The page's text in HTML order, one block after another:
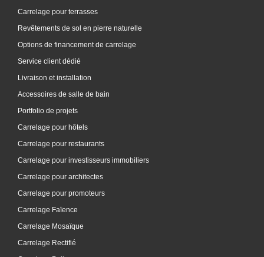
Carrelage pour terrasses
Revêtements de sol en pierre naturelle
Options de financement de carrelage
Service client dédié
Livraison et installation
Accessoires de salle de bain
Portfolio de projets
Carrelage pour hôtels
Carrelage pour restaurants
Carrelage pour investisseurs immobiliers
Carrelage pour architectes
Carrelage pour promoteurs
Carrelage Faïence
Carrelage Mosaïque
Carrelage Rectifié